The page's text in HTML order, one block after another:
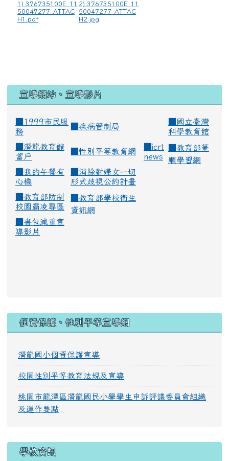
1) 376735100E_11
50047277_ATTAC
H1.pdf
2) 376735100E_11
50047277_ATTAC
H2.jpg
宣導網站、宣導影片
■1999市民服
務
疾病管制局
國立臺灣
科學教育館
潛龍教育儲
蓄戶
性別平等教育網
icrt
news
教育部筆
順學習網
我的午餐有
心機
消除對婦女一切
形式歧視公約計畫
教育部防制
校園霸凌專區
教育部學校衛生
資訊網
書包減重宣
導影片
個資保護、性別平等宣導網
潛龍國小個資保護宣導
校園性別平等教育法規及宣導
桃園市龍潭區潛龍國民小學學生申訴評議委員會組織
及運作要點
學校資訊